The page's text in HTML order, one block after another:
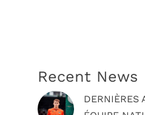
Recent News
DERNIÈRES